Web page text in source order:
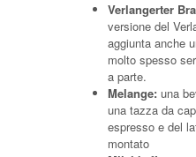
Verlangerter
versione del
aggiunta anche
molto spesso
a parte.
Melange: una
una tazza da
espresso e del
montato